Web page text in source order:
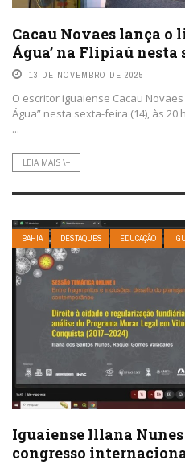
Cacau Novaes lança o
Água’ na Flipiaú nesta
13 DE NOVEMBRO DE 2025
O escritor iguaiense Cacau
Água” nesta sexta-feira (14), às
...
LEIA MAIS \+
BAHIA DESTAQUES EDUCAÇÃO
Iguaiense Illana Nunes
congresso